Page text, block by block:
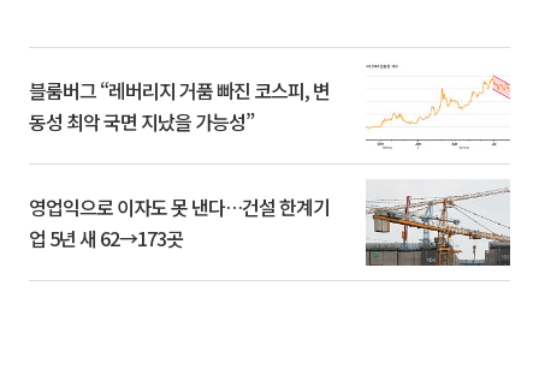
블룸버그 “레버리지 거품 빠진 코스피, 변
동성 최악 국면 지났을 가능성”
영업익으로 이자도 못 낸다…건설 한계기
업 5년 새 62→173곳